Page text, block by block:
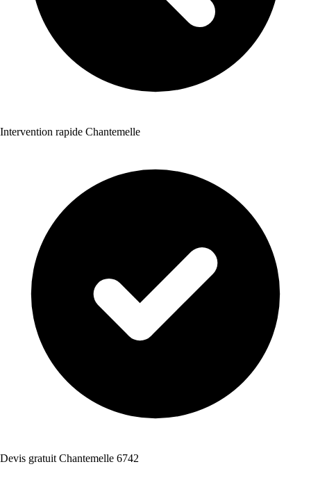
Intervention rapide Chantemelle
Devis gratuit Chantemelle 6742